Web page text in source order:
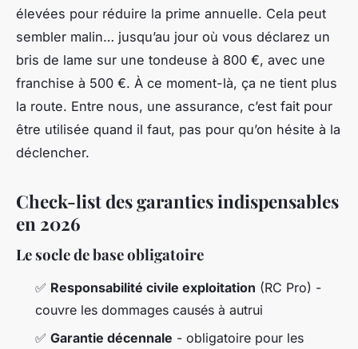
élevées pour réduire la prime annuelle. Cela peut
sembler malin… jusqu’au jour où vous déclarez un
bris de lame sur une tondeuse à 800 €, avec une
franchise à 500 €. À ce moment-là, ça ne tient plus
la route. Entre nous, une assurance, c’est fait pour
être utilisée quand il faut, pas pour qu’on hésite à la
déclencher.
Check-list des garanties indispensables
en 2026
Le socle de base obligatoire
✅ Responsabilité civile exploitation (RC Pro) -
couvre les dommages causés à autrui
✅ Garantie décennale - obligatoire pour les